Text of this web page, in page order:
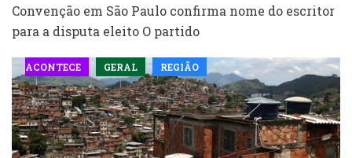
Convenção em São Paulo confirma nome do escritor
para a disputa eleito O partido
ACONTECE GERAL REGIÃO